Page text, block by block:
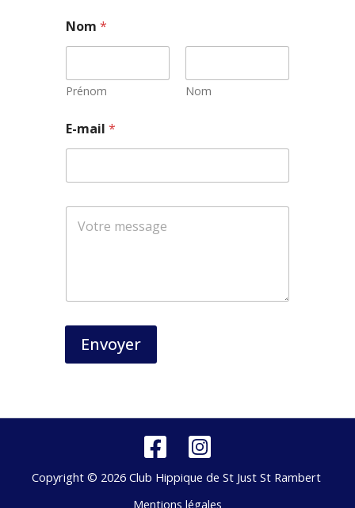
Nom*
Prénom Nom
E
-
a
l
E-mail*
Envoyer
Copyright © 2026 Club Hippique de St Just St Rambert
Mentions légales